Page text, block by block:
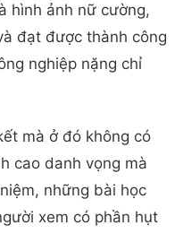
hình ảnh nữ cường,
đạt được thành công
nghiệp nặng chỉ
mà ở đó không có
cao danh vọng mà
những bài học
xem có phần hụt